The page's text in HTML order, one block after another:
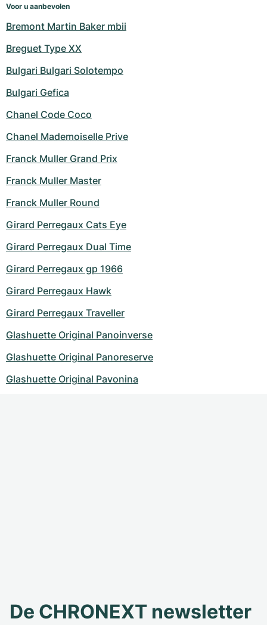
Voor u aanbevolen
Bremont Martin Baker mbii
Breguet Type XX
Bulgari Bulgari Solotempo
Bulgari Gefica
Chanel Code Coco
Chanel Mademoiselle Prive
Franck Muller Grand Prix
Franck Muller Master
Franck Muller Round
Girard Perregaux Cats Eye
Girard Perregaux Dual Time
Girard Perregaux gp 1966
Girard Perregaux Hawk
Girard Perregaux Traveller
Glashuette Original Panoinverse
Glashuette Original Panoreserve
Glashuette Original Pavonina
De CHRONEXT newsletter